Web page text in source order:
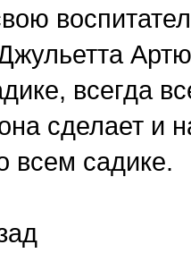
всегда
сделает и
всем садике.